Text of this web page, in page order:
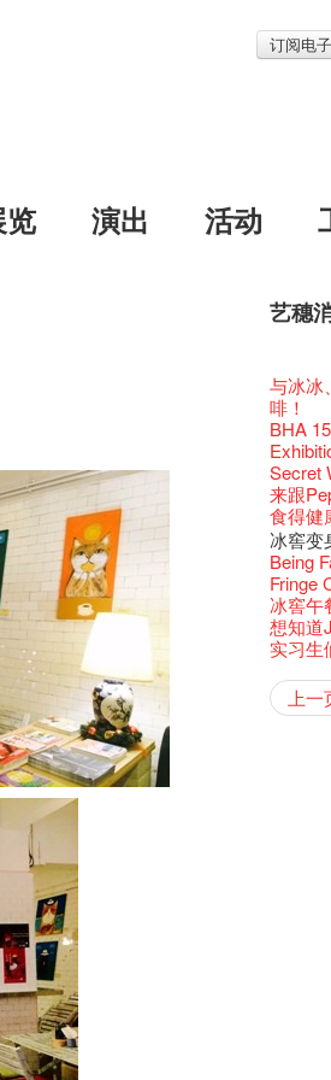
订阅电
览 演出 活动
艺穗
艺穗会
艺穗会
The
Feste
艺穗好
艺穗会
艺术作
古宅里
古宅里
奶库推
艺穗会
TEE
【德国
价 🍯
玉露篇
✈ 数量
煎茶
✈数量
演出期
4月21
暂时关
我们的
艺穗会
圣诞平
爵士乐
票房柜
那位女
走向自
艺穗会
仪式
爵士时
爵士时
艺穗会
This
对@艺
还未太
新年快
青菜沙
治‧翁
JAZZ
爵士时
JAZZ
【艺穗
Pop-up
格外地
格外地
Sony
the
– 31,
焕然
参观啦
【招募
《她和
篇
观赏《
意事项
🎃万圣
WE
Fringe
招聘
【招募
「创作
对待，
【当昌
艺穗会
7pm*
Photo
Susie
员、剧
具创造
暖又迷
舞台上
drinks
艺穗会
一分钟
们一生
Sold
聘请:
新春大
注意:
处将于
【艺穗
世的秘
全新会
文化生
【艺穗
么是最
【艺穗
🕵【有
【艺穗
厨Joe
【艺穗
食午餐
艺穗会
气管表
【艺穗
窗外路
【艺穗
一位看
【艺穗
斯的诗
【艺穗
根在艺
Japan
Ring-
👻
会的20
👻
的20
【艺穗
什么艺
10月15
常踊跃
【艺穗
牛奶公
【艺穗
登登登
啦！
🎈
🕵【有
【艺穗
+
【艺穗
设计艺
成！
艺穗会
密系。
艺穗会
秘密就
艺穗会
计划」
的准导
愿望
一连四
且结束
谂好今
未？一
第二次
8月20
"Enjoy
裸对话
取得了
售罄，
名。
「给他
剧做出
墨尔本
2016
在摄影
品味艺
暂停开
艺穗默
舞蹈家
Fung
Listen
客席策
"Thank
these
years.."
三只手
2月5
公开招
热情满
图利古
风欲
Pepe-
2015-
百年未
艺穗会
2015
下午茶
Arts
喜气洋
普世欢
八周年
艺术公
次会议
试过
「百变
素食午餐
五月方
两位艺
上的新
Benny
术》访
艺术家
北烈风
挂起乙
Elaine
Benny
2015-
山外山
山外山
Hok
「山外
个展开
笑翻天
Gloria
多姿多
「你是
「一睡
艺术家
跟大家
Gloria
艺穗
要吃一
「在艺
音乐家
正
东南亚
刘智伦
理妥善
「闹市
「美
方！」
Benefit
会@划
爱这片
新年新
十筑香
Bay在
Step
小交响
餐:D
找到自
谢谢您
荣获「
奖
“Artists
fringe
与义工
与冰冰
啡！
BHA
Secret
来跟
食得健
冰窖变
Being
Fringe
冰窖午
想知道
实习生
冰​窖之
十年，
艺术家
冰窖今
摄影廊
12:00-
上一